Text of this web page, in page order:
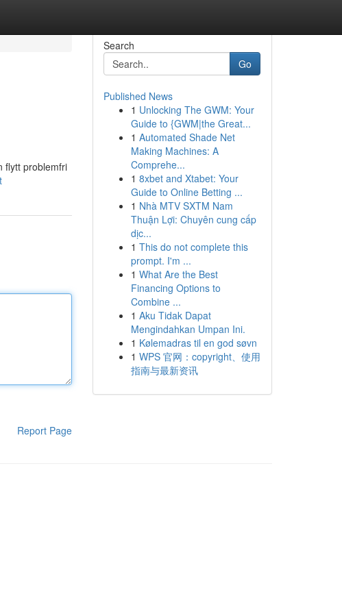
flytt problemfri
Report Page
Search
Go
Published News
1 Unlocking The GWM: Your
Guide to {GWM|the Great...
1 Automated Shade Net
Making Machines: A
Comprehe...
1 8xbet and Xtabet: Your
Guide to Online Betting ...
1 Nhà MTV SXTM Nam
Thuận Lợi: Chuyên cung cấp
dịc...
1 This do not complete this
prompt. I'm ...
1 What Are the Best
Financing Options to
Combine ...
1 Aku Tidak Dapat
Mengindahkan Umpan Ini.
1 Kølemadras til en god søvn
1 WPS 官网：copyright、使用
指南与最新资讯